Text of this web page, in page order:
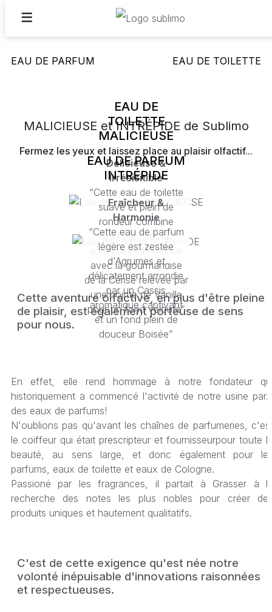
MALICIEUSE et INTRÉPIDE de Sublimo
Fermez les yeux et laissez place au plaisir olfactif...
EAU DE PARFUM EAU DE TOILETTE
EAU DE
TOILETTE
MALICIEUSE
Délicieuse &
Irrésisitible
“Cette eau de toilette
suave et plein de
rondeur combine
parfaitement la
douceur de l'Amande
avec la gourmandise
de la Cerise relevée par
une pointe de Vanille
pour un fond velouté”
EAU DE PARFUM
INTRÉPIDE
Fraîcheur &
Harmonie
“Cette eau de parfum
légère est zestée
d'Agrumes et
délicatement arrondie
par un Cassis
aromatique captivant
et un fond plein de
douceur Boisée”
Cette aventure olfactive, en plus d'être pleine
de plaisir, est également porteuse de sens
pour nous.
En effet, elle rend hommage à notre fondateur
historiquement a commencé l'activité de notre usine
des eaux de parfums!
N'oublions pas qu'avant les chaînes de parfumeries,
le coiffeur qui était prescripteur et fournisseurpour toute
beauté, au sens large, et donc également pour
parfums, eaux de toilette et eaux de Cologne.
Passioné par les fragrances, il partait à Grasser à
recherche des notes les plus nobles pour créer
produits uniques et hautement qualitatifs.
C'est de cette exigence qu'est née notre
volonté inépuisable d'innovations raisonnées
et respectueuses.